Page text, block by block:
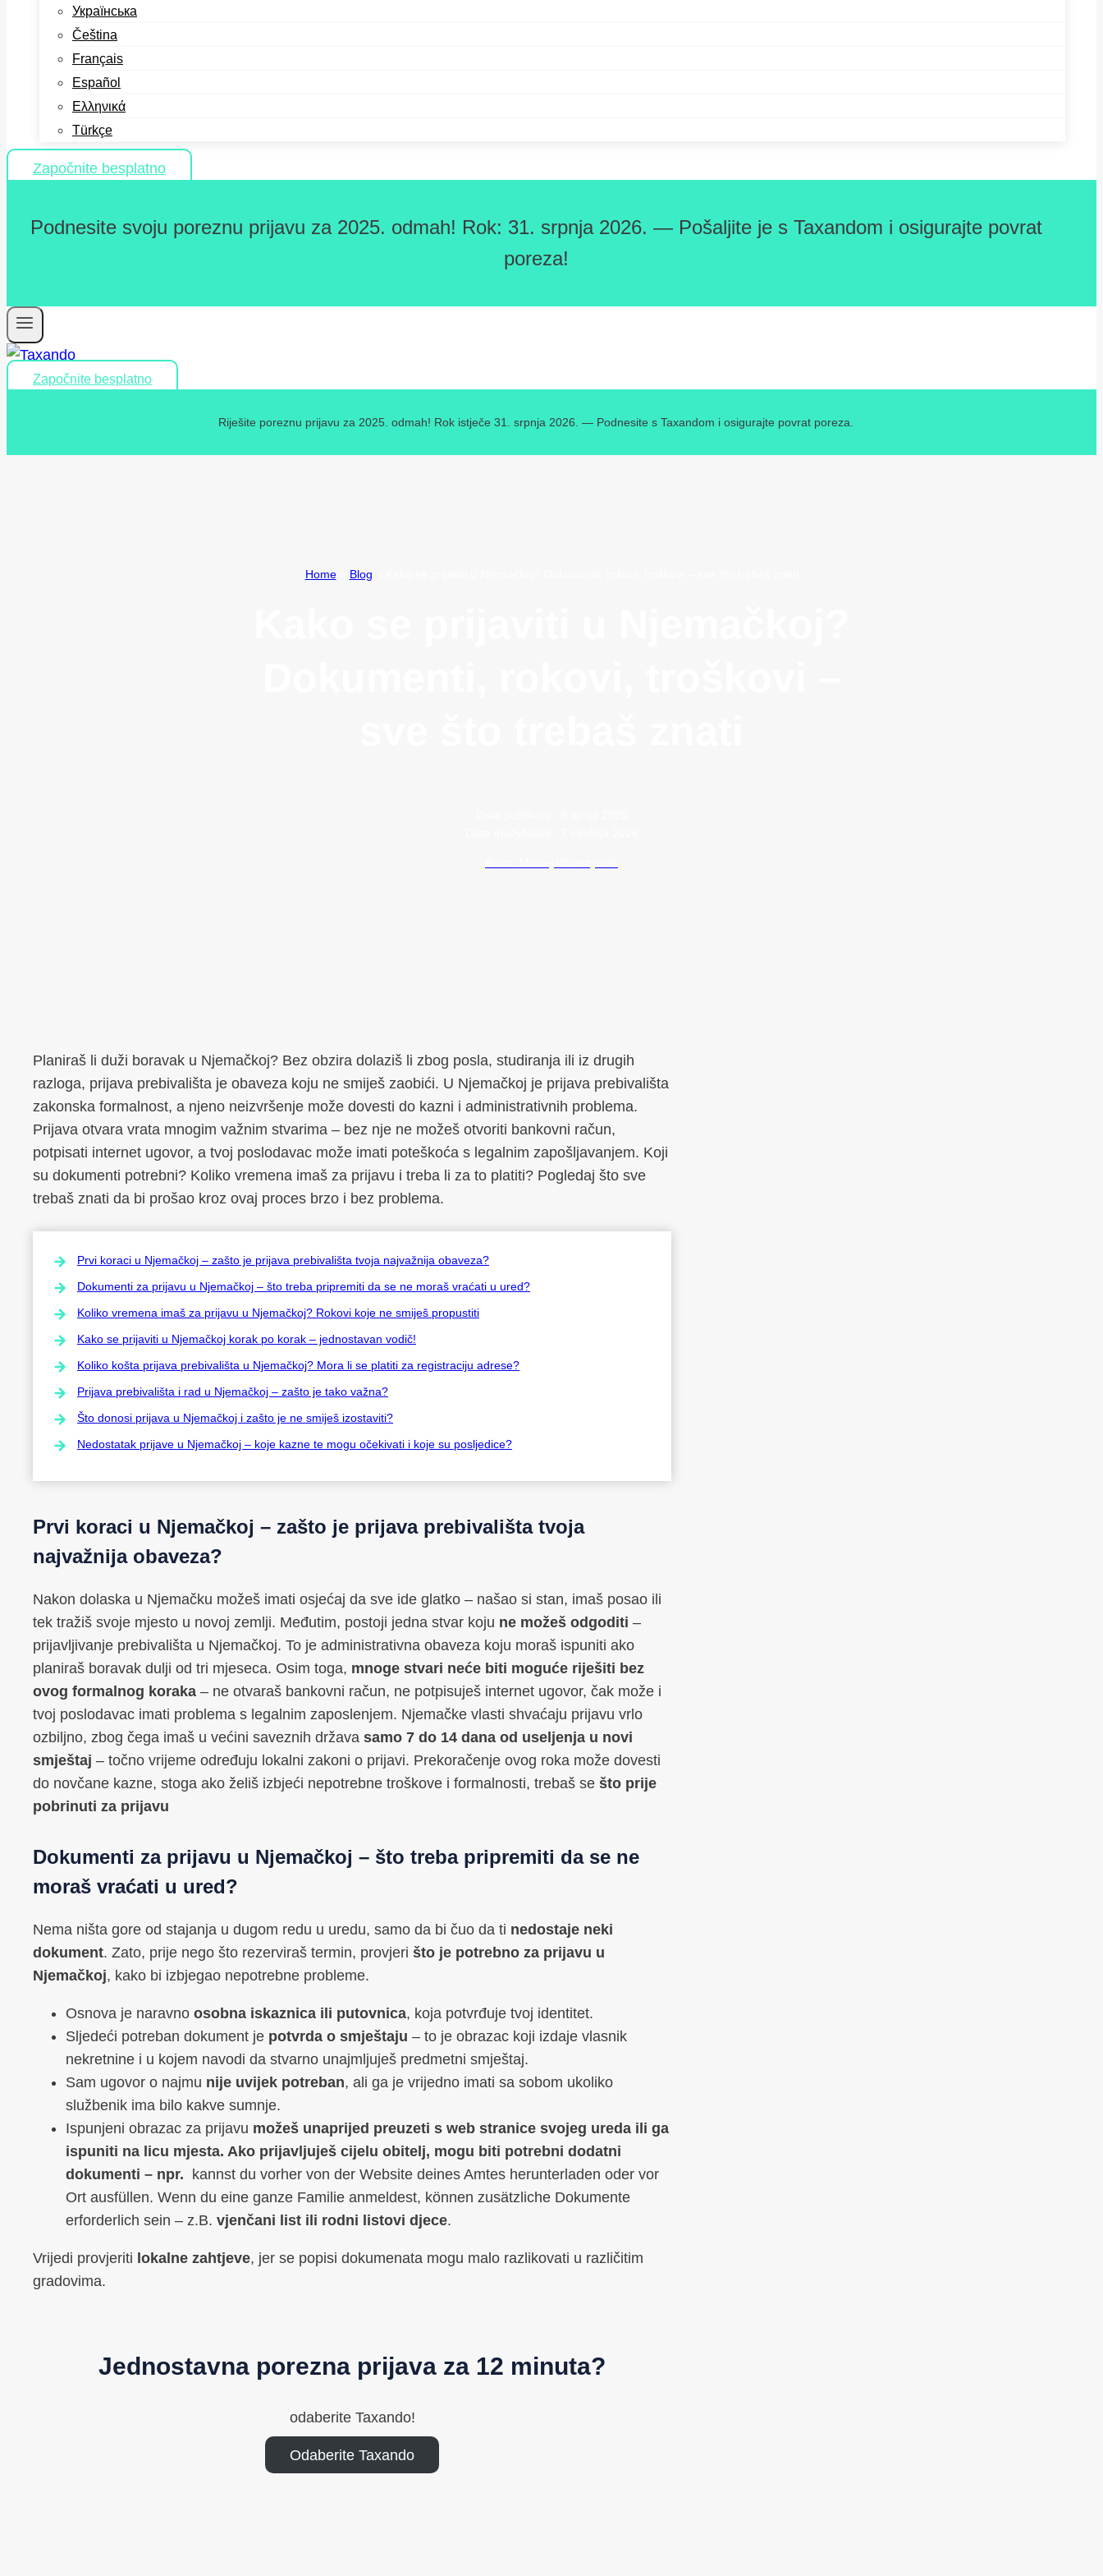
Українська
Čeština
Français
Español
Ελληνικά
Türkçe
Započnite besplatno
Podnesite svoju poreznu prijavu za 2025. odmah! Rok: 31. srpnja 2026. — Pošaljite je s Taxandom i osigurajte povrat
poreza!
Započnite besplatno
Riješite poreznu prijavu za 2025. odmah! Rok istječe 31. srpnja 2026. — Podnesite s Taxandom i osigurajte povrat poreza.
Home» Blog
Planiraš li duži boravak u Njemačkoj? Bez obzira dolaziš li zbog posla, studiranja ili iz drugih
razloga, prijava prebivališta je obaveza koju ne smiješ zaobići. U Njemačkoj je prijava prebivališta
zakonska formalnost, a njeno neizvršenje može dovesti do kazni i administrativnih problema.
Prijava otvara vrata mnogim važnim stvarima – bez nje ne možeš otvoriti bankovni račun,
potpisati internet ugovor, a tvoj poslodavac može imati poteškoća s legalnim zapošljavanjem. Koji
su dokumenti potrebni? Koliko vremena imaš za prijavu i treba li za to platiti? Pogledaj što sve
trebaš znati da bi prošao kroz ovaj proces brzo i bez problema.
Prvi koraci u Njemačkoj – zašto je prijava prebivališta tvoja najvažnija obaveza?
Dokumenti za prijavu u Njemačkoj – što treba pripremiti da se ne moraš vraćati u ured?
Koliko vremena imaš za prijavu u Njemačkoj? Rokovi koje ne smiješ propustiti
Kako se prijaviti u Njemačkoj korak po korak – jednostavan vodič!
Koliko košta prijava prebivališta u Njemačkoj? Mora li se platiti za registraciju adrese?
Prijava prebivališta i rad u Njemačkoj – zašto je tako važna?
Što donosi prijava u Njemačkoj i zašto je ne smiješ izostaviti?
Nedostatak prijave u Njemačkoj – koje kazne te mogu očekivati i koje su posljedice?
Prvi koraci u Njemačkoj – zašto je prijava prebivališta tvoja
najvažnija obaveza?
Nakon dolaska u Njemačku možeš imati osjećaj da sve ide glatko – našao si stan, imaš posao ili
tek tražiš svoje mjesto u novoj zemlji. Međutim, postoji jedna stvar koju ne možeš odgoditi –
prijavljivanje prebivališta u Njemačkoj. To je administrativna obaveza koju moraš ispuniti ako
planiraš boravak dulji od tri mjeseca. Osim toga, mnoge stvari neće biti moguće riješiti bez
ovog formalnog koraka – ne otvaraš bankovni račun, ne potpisuješ internet ugovor, čak može i
tvoj poslodavac imati problema s legalnim zaposlenjem. Njemačke vlasti shvaćaju prijavu vrlo
ozbiljno, zbog čega imaš u većini saveznih država samo 7 do 14 dana od useljenja u novi
smještaj – točno vrijeme određuju lokalni zakoni o prijavi. Prekoračenje ovog roka može dovesti
do novčane kazne, stoga ako želiš izbjeći nepotrebne troškove i formalnosti, trebaš se što prije
pobrinuti za prijavu
Dokumenti za prijavu u Njemačkoj – što treba pripremiti da se ne
moraš vraćati u ured?
Nema ništa gore od stajanja u dugom redu u uredu, samo da bi čuo da ti nedostaje neki
dokument. Zato, prije nego što rezerviraš termin, provjeri što je potrebno za prijavu u
Njemačkoj, kako bi izbjegao nepotrebne probleme.
Osnova je naravno osobna iskaznica ili putovnica, koja potvrđuje tvoj identitet.
Sljedeći potreban dokument je potvrda o smještaju – to je obrazac koji izdaje vlasnik
nekretnine i u kojem navodi da stvarno unajmljuješ predmetni smještaj.
Sam ugovor o najmu nije uvijek potreban, ali ga je vrijedno imati sa sobom ukoliko
službenik ima bilo kakve sumnje.
Ispunjeni obrazac za prijavu možeš unaprijed preuzeti s web stranice svojeg ureda ili ga
ispuniti na licu mjesta. Ako prijavljuješ cijelu obitelj, mogu biti potrebni dodatni
dokumenti – npr. kannst du vorher von der Website deines Amtes herunterladen oder vor
Ort ausfüllen. Wenn du eine ganze Familie anmeldest, können zusätzliche Dokumente
erforderlich sein – z.B. vjenčani list ili rodni listovi djece.
Vrijedi provjeriti lokalne zahtjeve, jer se popisi dokumenata mogu malo razlikovati u različitim
gradovima.
Jednostavna porezna prijava za 12 minuta?
odaberite Taxando!
Odaberite Taxando